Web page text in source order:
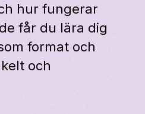
hur fungerar
får du lära dig
format och
och